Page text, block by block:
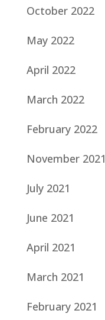
October 2022
May 2022
April 2022
March 2022
February 2022
November 2021
July 2021
June 2021
April 2021
March 2021
February 2021